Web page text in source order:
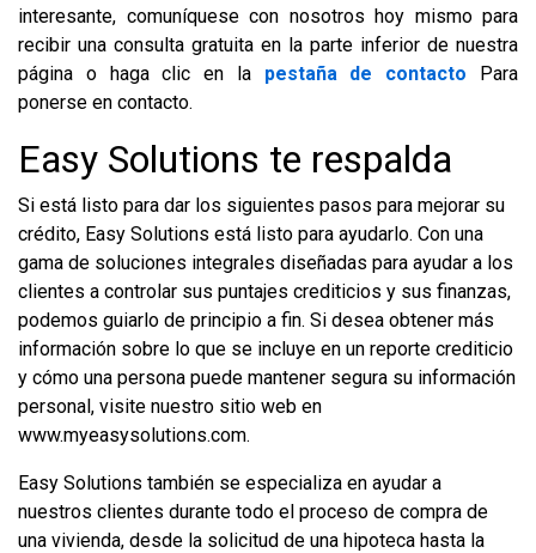
interesante, comuníquese con nosotros hoy mismo para
recibir una consulta gratuita en la parte inferior de nuestra
página o haga clic en la pestaña de contacto Para
ponerse en contacto.
Easy Solutions te respalda
Si está listo para dar los siguientes pasos para mejorar su
crédito, Easy Solutions está listo para ayudarlo. Con una
gama de soluciones integrales diseñadas para ayudar a los
clientes a controlar sus puntajes crediticios y sus finanzas,
podemos guiarlo de principio a fin. Si desea obtener más
información sobre lo que se incluye en un reporte crediticio
y cómo una persona puede mantener segura su información
personal, visite nuestro sitio web en
www.myeasysolutions.com.
Easy Solutions también se especializa en ayudar a
nuestros clientes durante todo el proceso de compra de
una vivienda, desde la solicitud de una hipoteca hasta la